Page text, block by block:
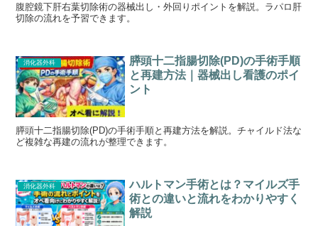
腹腔鏡下肝右葉切除術の器械出し・外回りポイントを解説。ラパロ肝
切除の流れを予習できます。
消化器外科
膵頭十二指腸切除(PD)の手術手順
と再建方法｜器械出し看護のポイ
ント
膵頭十二指腸切除(PD)の手術手順と再建方法を解説。チャイルド法な
ど複雑な再建の流れが整理できます。
消化器外科
ハルトマン手術とは？マイルズ手
術との違いと流れをわかりやすく
解説